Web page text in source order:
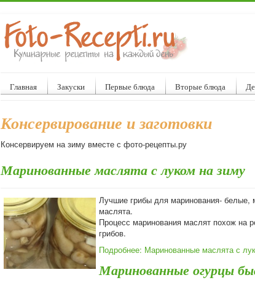
Главная Закуски Первые блюда Вторые блюда
Консервирование и заготовки
Консервируем на зиму вместе с фото-рецепты.ру
Маринованные маслята с луком на зиму
Лучшие грибы для маринования- белые,
маслята.
Процесс маринования маслят похож на
грибов.
Подробнее: Маринованные маслята с
Маринованные огурцы